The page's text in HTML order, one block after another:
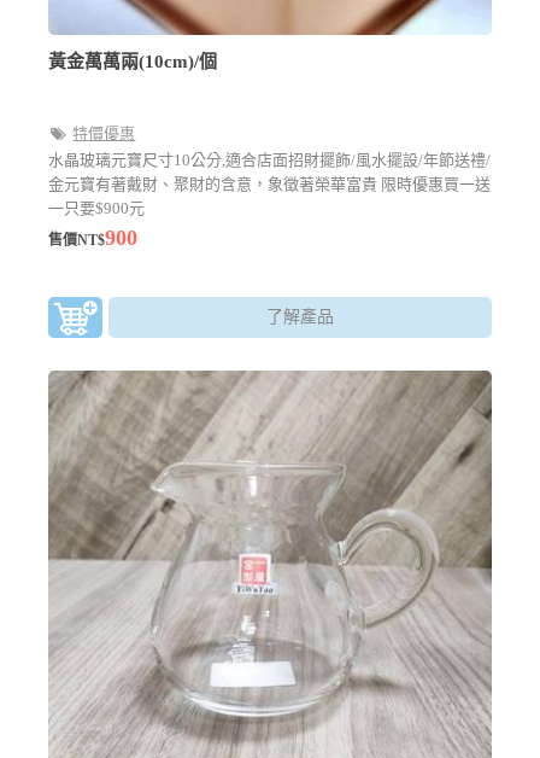
黃金萬萬兩(10cm)/個
特價優惠
水晶玻璃元寶尺寸10公分,適合店面招財擺飾/風水擺設/年節送禮/
金元寶有著戴財、聚財的含意，象徵著榮華富貴 限時優惠買一送
一只要$900元
售價NT$900
了解產品